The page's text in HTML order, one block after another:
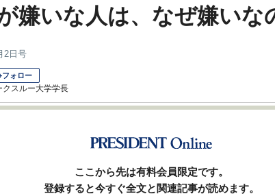
嫌いな人は、なぜ嫌いな
2日号
フォロー
クスルー大学学長
ここから先は有料会員限定です。
登録すると今すぐ全文と関連記事が読めます。